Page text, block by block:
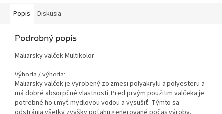
Popis Diskusia
Podrobný popis
Maliarsky valček Multikolor
Výhoda / výhoda:
Maliarsky valček je vyrobený zo zmesi polyakrylu a polyesteru a
má dobré absorpčné vlastnosti. Pred prvým použitím valčeka je
potrebné ho umyť mydlovou vodou a vysušiť. Týmto sa